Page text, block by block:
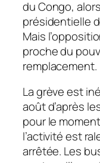
du Congo,
présidentielle
Mais
proche du
remplacement.
La grève est
août d’après
pour le
l’activité est
arrêtée. Les